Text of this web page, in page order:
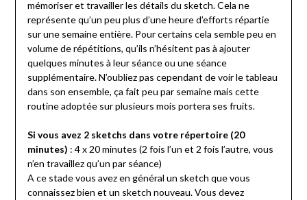
mémoriser et travailler les détails du sketch. Cela ne
représente qu’un peu plus d’une heure d’efforts répartie
sur une semaine entière. Pour certains cela semble peu en
volume de répétitions, qu’ils n’hésitent pas à ajouter
quelques minutes à leur séance ou une séance
supplémentaire. N’oubliez pas cependant de voir le tableau
dans son ensemble, ça fait peu par semaine mais cette
routine adoptée sur plusieurs mois portera ses fruits.
Si vous avez 2 sketchs dans votre répertoire (20
minutes) : 4 x 20 minutes (2 fois l’un et 2 fois l’autre, vous
n’en travaillez qu’un par séance)
A ce stade vous avez en général un sketch que vous
connaissez bien et un sketch nouveau. Vous devez